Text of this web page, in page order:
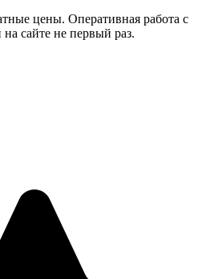
цены. Оперативная работа с
сайте не первый раз.